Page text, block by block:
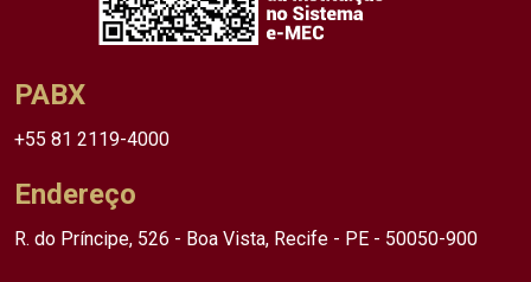
PABX
+55 81 2119-4000
Endereço
R. do Príncipe, 526 - Boa Vista, Recife - PE - 50050-900